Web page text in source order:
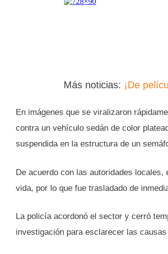
Más noticias: ¡De
En imágenes que se viralizaron
contra un vehículo sedán de color
suspendida en la estructura de un
De acuerdo con las autoridades locales,
vida, por lo que fue trasladado de
La policía acordonó el sector y cerró
investigación para esclarecer las